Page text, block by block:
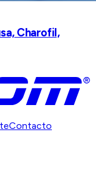
Charofil,
Contacto